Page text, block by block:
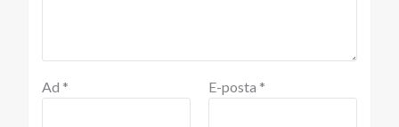
Ad * E-posta *